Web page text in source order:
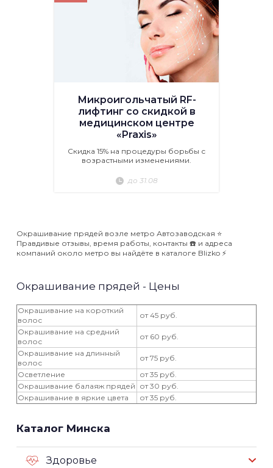
Микроигольчатый RF-
лифтинг со скидкой в
медицинском центре
«Praxis»
Скидка 15% на процедуры борьбы с
возрастными изменениями.
до 31.08
Окрашивание прядей возле метро Автозаводская ⭐️
Правдивые отзывы, время работы, контакты ☎️ и адреса
компаний около метро вы найдёте в каталоге Blizko ⚡️
Окрашивание прядей - Цены
Окрашивание на короткий
волос
от 45 руб.
Окрашивание на средний
волос
от 60 руб.
Окрашивание на длинный
волос
от 75 руб.
Осветление
от 35 руб.
Окрашивание балаяж прядей от 30 руб.
Окрашивание в яркие цвета
от 35 руб.
Каталог Минска
Здоровье